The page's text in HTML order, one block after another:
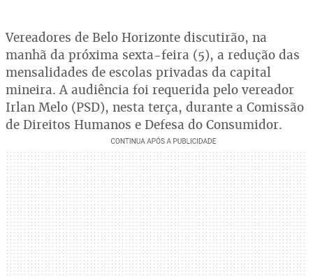
Vereadores de Belo Horizonte discutirão, na
manhã da próxima sexta-feira (5), a redução das
mensalidades de escolas privadas da capital
mineira. A audiência foi requerida pelo vereador
Irlan Melo (PSD), nesta terça, durante a Comissão
de Direitos Humanos e Defesa do Consumidor.